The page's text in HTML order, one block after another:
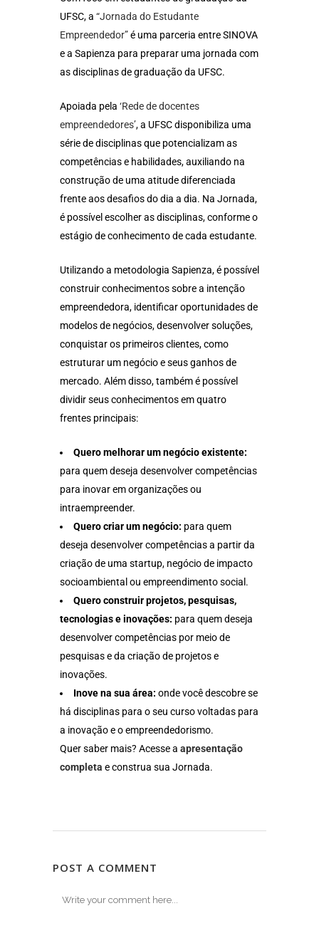
UFSC, a “Jornada do Estudante
Empreendedor”é uma parceria entre SINOVA
e a Sapienza para preparar uma jornada com
as disciplinas de graduação da UFSC.
Apoiada pela ‘Rede de docentes
empreendedores’, a UFSC disponibiliza uma
série de disciplinas que potencializam as
competências e habilidades, auxiliando na
construção de uma atitude diferenciada
frente aos desafios do dia a dia. Na Jornada,
é possível escolher as disciplinas, conforme o
estágio de conhecimento de cada estudante.
Utilizando a metodologia Sapienza, é possível
construir conhecimentos sobre a intenção
empreendedora, identificar oportunidades de
modelos de negócios, desenvolver soluções,
conquistar os primeiros clientes, como
estruturar um negócio e seus ganhos de
mercado. Além disso, também é possível
dividir seus conhecimentos em quatro
frentes principais:
Quero melhorar um negócio existente:
para quem deseja desenvolver competências
para inovar em organizações ou
intraempreender.
Quero criar um negócio: para quem
deseja desenvolver competências a partir da
criação de uma startup, negócio de impacto
socioambiental ou empreendimento social.
Quero construir projetos, pesquisas,
tecnologias e inovações: para quem deseja
desenvolver competências por meio de
pesquisas e da criação de projetos e
inovações.
Inove na sua área: onde você descobre se
há disciplinas para o seu curso voltadas para
a inovação e o empreendedorismo.
Quer saber mais? Acesse a apresentação
completa e construa sua Jornada.
POST A COMMENT